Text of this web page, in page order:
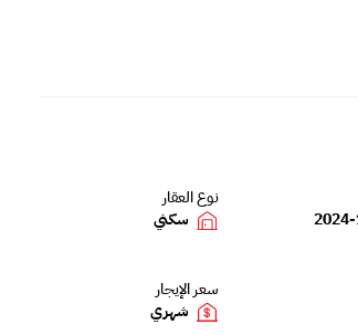
نوع العقار
سكني
سعر الإيجار
شهري